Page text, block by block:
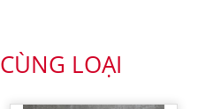
LOẠI